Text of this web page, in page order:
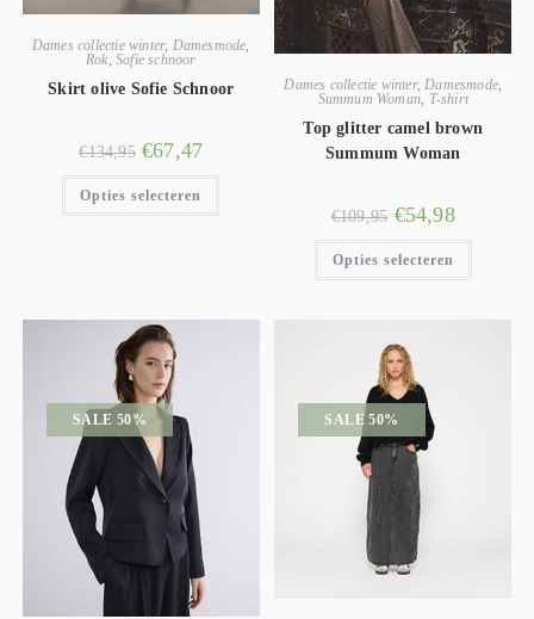
Dames collectie winter, Damesmode,
Rok, Sofie schnoor
Skirt olive Sofie Schnoor
€134,95 €67,47
Opties selecteren
Dames collectie winter,Damesmode,
Summum Woman, T-shirt
Top glitter camel brown
Summum Woman
€109,95 €54,98
Opties selecteren
SALE 50% SALE 50%